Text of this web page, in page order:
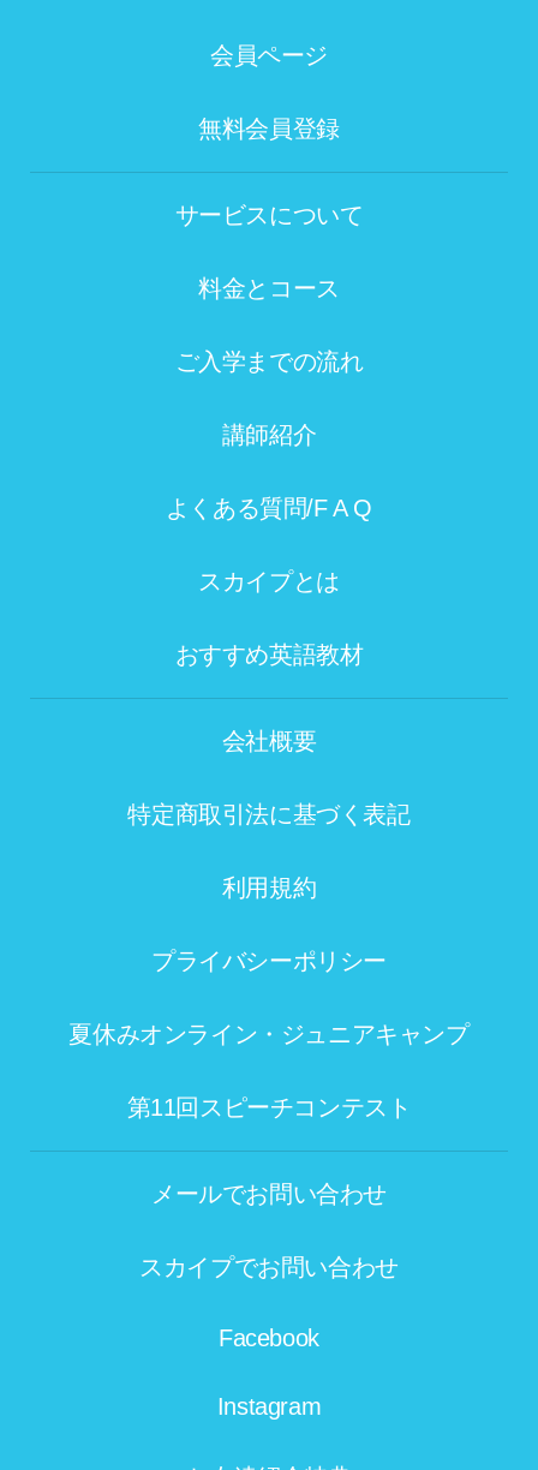
会員ページ
無料会員登録
サービスについて
料金とコース
ご入学までの流れ
講師紹介
よくある質問/F A Q
スカイプとは
おすすめ英語教材
会社概要
特定商取引法に基づく表記
利用規約
プライバシーポリシー
夏休みオンライン・ジュニアキャンプ
第11回スピーチコンテスト
メールでお問い合わせ
スカイプでお問い合わせ
Facebook
Instagram